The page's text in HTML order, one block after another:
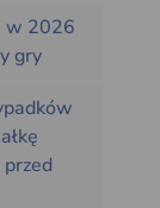
w 2026
gry